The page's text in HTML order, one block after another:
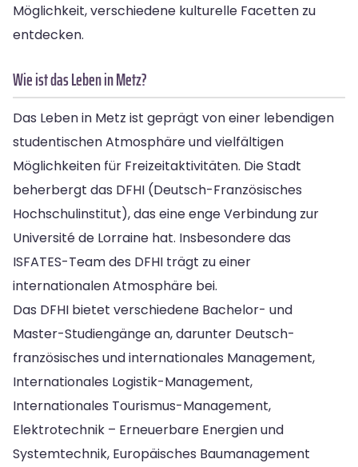
Möglichkeit, verschiedene kulturelle Facetten zu
entdecken.
Wie ist das Leben in Metz?
Das Leben in Metz ist geprägt von einer lebendigen
studentischen Atmosphäre und vielfältigen
Möglichkeiten für Freizeitaktivitäten. Die Stadt
beherbergt das DFHI (Deutsch-Französisches
Hochschulinstitut), das eine enge Verbindung zur
Université de Lorraine hat. Insbesondere das
ISFATES-Team des DFHI trägt zu einer
internationalen Atmosphäre bei.
Das DFHI bietet verschiedene Bachelor- und
Master-Studiengänge an, darunter Deutsch-
französisches und internationales Management,
Internationales Logistik-Management,
Internationales Tourismus-Management,
Elektrotechnik – Erneuerbare Energien und
Systemtechnik, Europäisches Baumanagement